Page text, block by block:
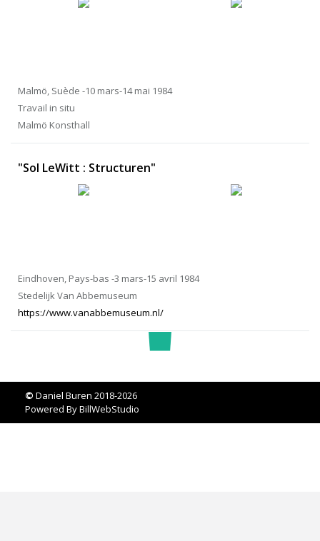
Malmö, Suède -10 mars-14 mai 1984
Travail in situ
Malmö Konsthall
"Sol LeWitt : Structuren"
Eindhoven, Pays-bas -3 mars-15 avril 1984
Stedelijk Van Abbemuseum
https://www.vanabbemuseum.nl/
© Daniel Buren 2018-2026
Powered ByBillWebStudio